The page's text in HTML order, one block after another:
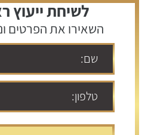
לשיחת ייעוץ
השאירו את הפרטים